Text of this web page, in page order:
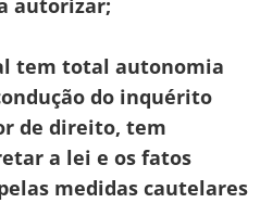
autorizar;
tem total autonomia
do inquérito
de direito, tem
a lei e os fatos
medidas cautelares